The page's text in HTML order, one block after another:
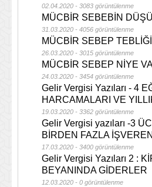
02.04.2020 - 3083 görüntülenme
MÜCBİR SEBEBİN
31.03.2020 - 4056 görüntülenme
MÜCBİR SEBEP
26.03.2020 - 3015 görüntülenme
MÜCBİR SEBEP NİYE
24.03.2020 - 3454 görüntülenme
Gelir Vergisi Yazıları - 4
HARCAMALARI VE
19.03.2020 - 3362 görüntülenme
Gelir Vergisi yazıları -3
BİRDEN FAZLA
17.03.2020 - 3400 görüntülenme
Gelir Vergisi Yazıları 2 :
BEYANINDA GİDERLER
12.03.2020 - 0 görüntülenme